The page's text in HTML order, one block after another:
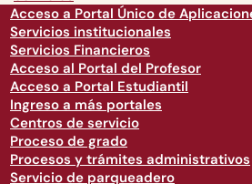
Acceso a Portal Único de
Servicios institucionales
Servicios Financieros
Acceso al Portal del Profesor
Acceso a Portal Estudiantil
Ingreso a más portales
Centros de servicio
Proceso de grado
Procesos y trámites administrativos
Servicio de parqueadero